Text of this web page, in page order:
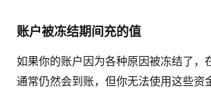
账户被冻结期间充的值
如果你的账户因为各种原因被冻结了，
通常仍然会到账，但你无法使用这些资